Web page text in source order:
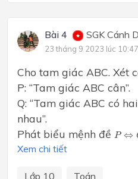
Bài 4 SGK Cánh
23 tháng 9 2023 lúc 10:47
Cho tam giác ABC. Xét
P: “Tam giác ABC cân”.
Q: “Tam giác ABC có
nhau”.
Phát biểu mệnh đề P ⇔
P⇔Q
Xem chi tiết
Lớp 10 Toán